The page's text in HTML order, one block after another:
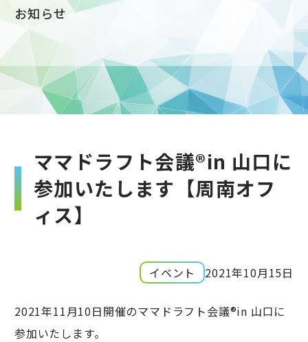
お知らせ
ママドラフト会議®in 山口に
参加いたします【周南オフ
ィス】
イベント 2021年10月15日
2021年11月10日開催のママドラフト会議®in 山口に
参加いたします。